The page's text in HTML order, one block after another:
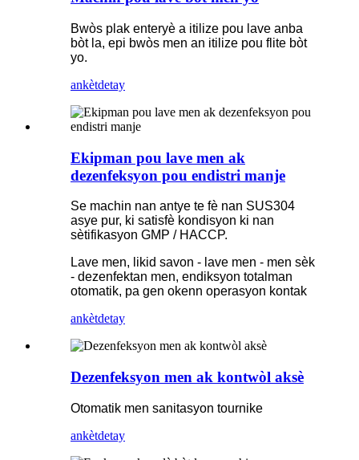
Bwòs plak enteryè a itilize pou lave anba
bòt la, epi bwòs men an itilize pou flite bòt
yo.
ankètdetay
Ekipman pou lave men ak
dezenfeksyon pou endistri manje
Se machin nan antye te fè nan SUS304
asye pur, ki satisfè kondisyon ki nan
sètifikasyon GMP / HACCP.
Lave men, likid savon - lave men - men sèk
- dezenfektan men, endiksyon totalman
otomatik, pa gen okenn operasyon kontak
ankètdetay
Dezenfeksyon men ak kontwòl aksè
Otomatik men sanitasyon tournike
ankètdetay